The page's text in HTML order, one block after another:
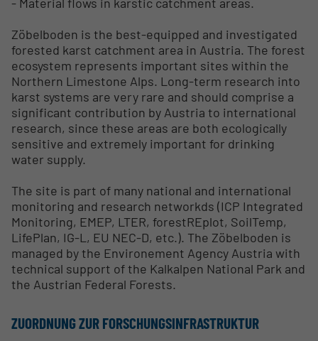
Zöbelboden is the best-equipped and investigated
forested karst catchment area in Austria. The forest
ecosystem represents important sites within the
Northern Limestone Alps. Long-term research into
karst systems are very rare and should com­prise a
significant contribution by Austria to international
research, since these areas are both ecologically
sensitive and extremely important for drinking
water supply.
The site is part of many national and international
monitoring and research networkds (ICP Integrated
Monitoring, EMEP, LTER, forestREplot, SoilTemp,
LifePlan, IG-L, EU NEC-D, etc.). The Zöbelboden is
managed by the Environement Agency Austria with
technical support of the Kalkalpen National Park and
the Austrian Federal Forests.
ZUORDNUNG ZUR FORSCHUNGSINFRASTRUKTUR